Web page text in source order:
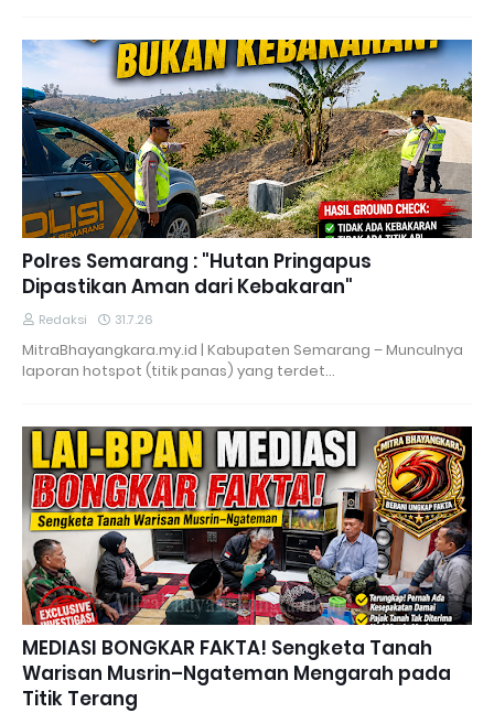
Polres Semarang : "Hutan Pringapus
Dipastikan Aman dari Kebakaran"
Redaksi 31.7.26
MitraBhayangkara.my.id | Kabupaten Semarang – Munculnya
laporan hotspot (titik panas) yang terdet…
MEDIASI BONGKAR FAKTA! Sengketa Tanah
Warisan Musrin–Ngateman Mengarah pada
Titik Terang